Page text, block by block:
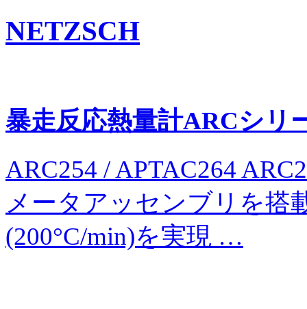
NETZSCH
暴走反応熱量計ARCシリ
ARC254 / APTAC264
メータアッセンブリを搭
(200°C/min)を実現 …